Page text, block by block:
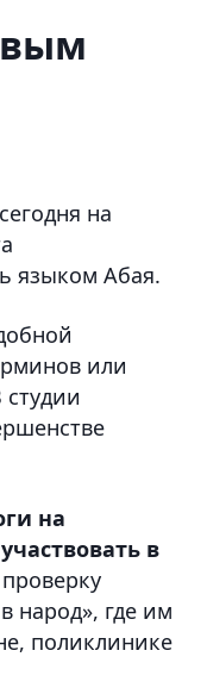
на
языком Абая.
или
на
в
народ», где им
поликлинике